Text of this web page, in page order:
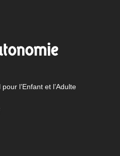
l’Enfant et l’Adulte